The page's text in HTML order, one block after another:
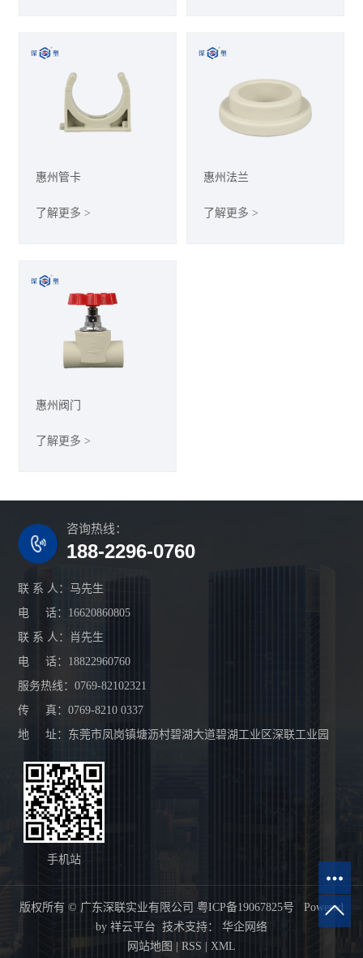
惠州管卡
了解更多 >
惠州法兰
了解更多 >
惠州阀门
了解更多 >
咨询热线：
188-2296-0760
联 系 人：马先生
电 话：16620860805
联 系 人：肖先生
电 话：18822960760
服务热线：0769-82102321
传 真：0769-8210 0337
地 址：东莞市凤岗镇塘沥村碧湖大道碧湖工业区深联工业园
手机站
版权所有 © 广东深联实业有限公司 粤ICP备19067825号 Powered
by 祥云平台 技术支持：
华企网络
网站地图
RSS XML